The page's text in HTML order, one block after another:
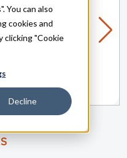
You can also
cookies and
clicking "Cookie
Decline